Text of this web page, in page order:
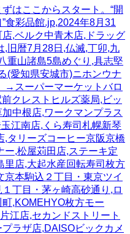
はここからスタート。“開
食彩品館.jp,2024年8月31
,ベルク中青木店,ドラッグ
,旧暦7月28日,仏滅,丁卯,九
重山諸島5島めぐり,具志堅
(愛知県安城市)ニホンウナ
→スーパーマーケットバロ
クレストヒルズ薬局,ビッ
中根店,ワークマンプラス
江南店,くら寿司札幌新琴
,タリーズコーヒー京阪京橋
ー,松屋苅田店,ステーキ定
里店,大起水産回転寿司枚方
京本駒込２丁目・東京ツイ
丁目・茅ヶ崎高砂通り,ロ
,KOMEHYO枚方モー
江店,セカンドストリート
ラザ店,DAISOビックカメ